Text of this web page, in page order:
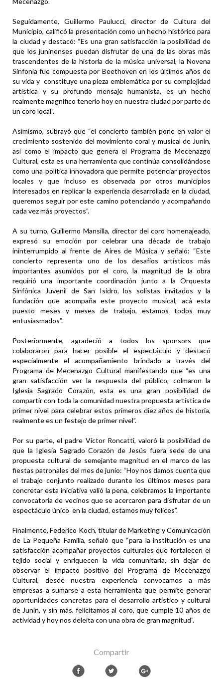
Seguidamente, Guillermo Paulucci, director de Cultura del
Municipio, calificó la presentación como un hecho histórico para
la ciudad y destacó: “Es una gran satisfacción la posibilidad de
que los juninenses puedan disfrutar de una de las obras más
trascendentes de la historia de la música universal, la Novena
Sinfonía fue compuesta por Beethoven en los últimos años de
su vida y constituye una pieza emblemática por su complejidad
artística y su profundo mensaje humanista, es un hecho
realmente magnífico tenerlo hoy en nuestra ciudad por parte de
un coro local”.
Asimismo, subrayó que “el concierto también pone en valor el
crecimiento sostenido del movimiento coral y musical de Junín,
así como el impacto que genera el Programa de Mecenazgo
Cultural, esta es una herramienta que continúa consolidándose
como una política innovadora que permite potenciar proyectos
locales y que incluso es observada por otros municipios
interesados en replicar la experiencia desarrollada en la ciudad,
queremos seguir por este camino potenciando y acompañando
cada vez más proyectos”.
A su turno, Guillermo Mansilla, director del coro homenajeado,
expresó su emoción por celebrar una década de trabajo
ininterrumpido al frente de Aires de Música y señaló: “Este
concierto representa uno de los desafíos artísticos más
importantes asumidos por el coro, la magnitud de la obra
requirió una importante coordinación junto a la Orquesta
Sinfónica Juvenil de San Isidro, los solistas invitados y la
fundación que acompaña este proyecto musical, acá esta
puesto meses y meses de trabajo, estamos todos muy
entusiasmados”.
Posteriormente, agradeció a todos los sponsors que
colaboraron para hacer posible el espectáculo y destacó
especialmente el acompañamiento brindado a través del
Programa de Mecenazgo Cultural manifestando que “es una
gran satisfacción ver la respuesta del público, colmaron la
Iglesia Sagrado Corazón, esta es una gran posibilidad de
compartir con toda la comunidad nuestra propuesta artística de
primer nivel para celebrar estos primeros diez años de historia,
realmente es un festejo de primer nivel”.
Por su parte, el padre Víctor Roncatti, valoró la posibilidad de
que la Iglesia Sagrado Corazón de Jesús fuera sede de una
propuesta cultural de semejante magnitud en el marco de las
fiestas patronales del mes de junio: “Hoy nos damos cuenta que
el trabajo conjunto realizado durante los últimos meses para
concretar esta iniciativa valió la pena, celebramos la importante
convocatoria de vecinos que se acercaron para disfrutar de un
espectáculo único en la ciudad, estamos muy felices”.
Finalmente, Federico Koch, titular de Marketing y Comunicación
de La Pequeña Familia, señaló que “para la institución es una
satisfacción acompañar proyectos culturales que fortalecen el
tejido social y enriquecen la vida comunitaria, sin dejar de
observar el impacto positivo del Programa de Mecenazgo
Cultural, desde nuestra experiencia convocamos a más
empresas a sumarse a esta herramienta que permite generar
oportunidades concretas para el desarrollo artístico y cultural
de Junín, y sin más, felicitamos al coro, que cumple 10 años de
actividad y hoy nos deleita con una obra de gran magnitud”.
Compartir